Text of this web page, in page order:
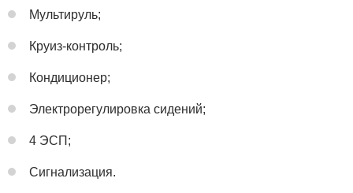
Мультируль;
Круиз-контроль;
Кондиционер;
Электрорегулировка сидений;
4 ЭСП;
Сигнализация.